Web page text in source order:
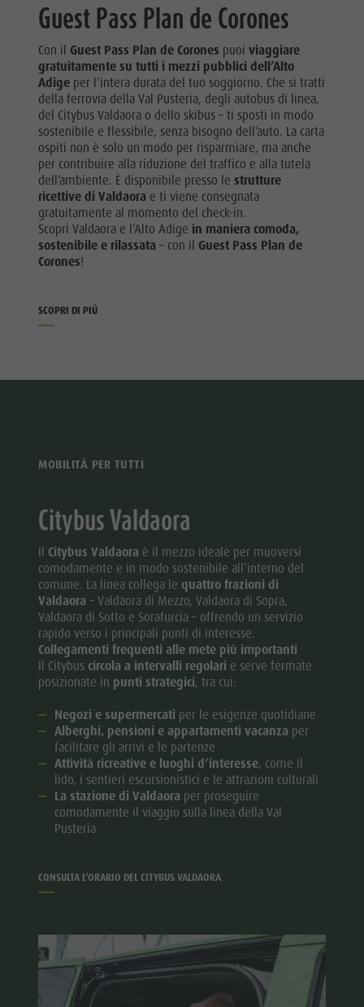
Guest Pass Plan de Corones
Con il Guest Pass Plan de Corones puoiviaggiare
gratuitamente su tutti i mezzi pubblici dell’Alto
Adige per l’intera durata del tuo soggiorno. Che si tratti
della ferrovia della Val Pusteria, degli autobus di linea,
del Citybus Valdaora o dello skibus – ti sposti in modo
sostenibile e flessibile, senza bisogno dell’auto. La carta
ospiti non è solo un modo per risparmiare, ma anche
per contribuire alla riduzione del traffico e alla tutela
dell’ambiente. È disponibile presso lestrutture
ricettive di Valdaora e ti viene consegnata
gratuitamente al momento del check-in.
Scopri Valdaora e l’Alto Adige in maniera comoda,
sostenibile e rilassata – con il Guest Pass Plan de
Corones!
SCOPRI DI PIÚ
MOBILITÀ PER TUTTI
Citybus Valdaora
Il Citybus Valdaora è il mezzo ideale per muoversi
comodamente e in modo sostenibile all’interno del
comune. La linea collega le quattro frazioni di
Valdaora – Valdaora di Mezzo, Valdaora di Sopra,
Valdaora di Sotto e Sorafurcia – offrendo un servizio
rapido verso i principali punti di interesse.
Collegamenti frequenti alle mete più importanti
Il Citybuscircola a intervalli regolari e serve fermate
posizionate in punti strategici, tra cui:
Negozi e supermercati per le esigenze quotidiane
Alberghi, pensioni e appartamenti vacanza per
facilitare gli arrivi e le partenze
Attività ricreative e luoghi d’interesse, come il
lido, i sentieri escursionistici e le attrazioni culturali
La stazione di Valdaora per proseguire
comodamente il viaggio sulla linea della Val
Pusteria
CONSULTA L’ORARIO DEL CITYBUS VALDAORA